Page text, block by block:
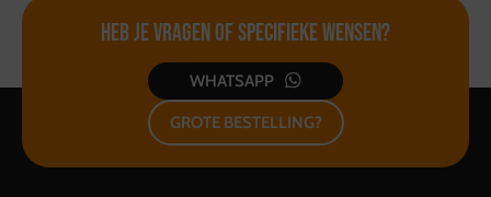
Heb je vragen ofspecifieke wensen?
WHATSAPP
GROTE BESTELLING?